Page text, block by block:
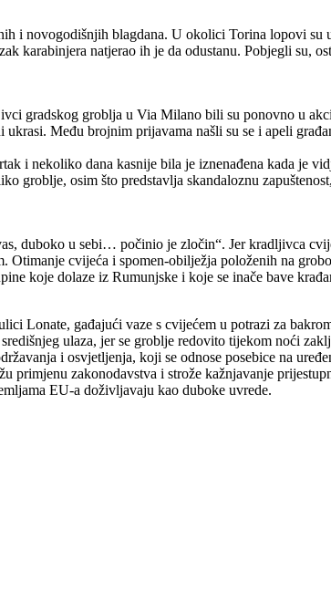
i novogodišnjih blagdana. U okolici Torina lopovi su
karabinjera natjerao ih je da odustanu. Pobjegli su,
gradskog groblja u Via Milano bili su ponovno u
Među brojnim prijavama našli su se i apeli
i nekoliko dana kasnije bila je iznenađena kada je
groblje, osim što predstavlja skandaloznu
duboko u sebi… počinio je zločin“. Jer kradljivca
cvijeća i spomen-obilježja položenih na
koje dolaze iz Rumunjske i koje se inače bave
Lonate, gađajući vaze s cvijećem u potrazi za
ulaza, jer se groblje redovito tijekom noći
i osvjetljenja, koji se odnose posebice na
zakonodavstva i strože kažnjavanje
EU-a doživljavaju kao duboke uvrede.